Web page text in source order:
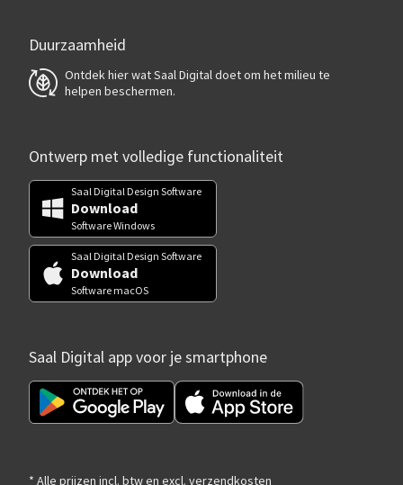
Duurzaamheid
Ontdek hier wat Saal Digital doet om het milieu te
helpen beschermen.
Ontwerp met volledige functionaliteit
Saal Digital Design Software
Download
Software Windows
Saal Digital Design Software
Download
Software macOS
Saal Digital app voor je smartphone
* Alle prijzen incl. btw en excl. verzendkosten